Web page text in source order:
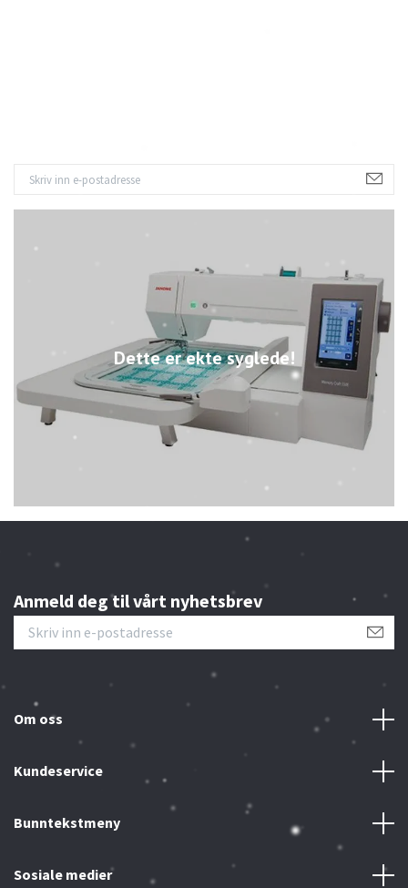
Dette er ekte syglede!
Anmeld deg til vårt nyhetsbrev
Om oss
Kundeservice
Bunntekstmeny
Sosiale medier